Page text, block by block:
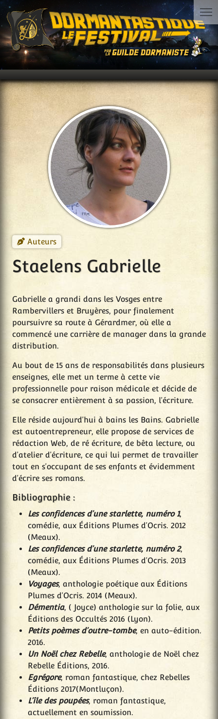
Auteurs
Staelens Gabrielle
Gabrielle a grandi dans les Vosges entre
Rambervillers et Bruyères, pour finalement
poursuivre sa route à Gérardmer, où elle a
commencé une carrière de manager dans la grande
distribution.
Au bout de 15 ans de responsabilités dans plusieurs
enseignes, elle met un terme à cette vie
professionnelle pour raison médicale et décide de
se consacrer entièrement à sa passion, l’écriture.
Elle réside aujourd’hui à bains les Bains. Gabrielle
est autoentrepreneur, elle propose de services de
rédaction Web, de ré écriture, de bêta lecture, ou
d’atelier d’écriture, ce qui lui permet de travailler
tout en s’occupant de ses enfants et évidemment
d’écrire ses romans.
Bibliographie :
Les confidences d’une starlette, numéro 1,
comédie, aux Éditions Plumes d’Ocris. 2012
(Meaux).
Les confidences d’une starlette, numéro 2,
comédie, aux Éditions Plumes d’Ocris. 2013
(Meaux).
Voyages, anthologie poétique aux Éditions
Plumes d’Ocris. 2014 (Meaux).
Démentia, ( Joyce) anthologie sur la folie, aux
Éditions des Occultés 2016 (Lyon).
Petits poèmes d’outre-tombe, en auto-édition.
2016.
Un Noël chez Rebelle, anthologie de Noël chez
Rebelle Éditions, 2016.
Egrégore, roman fantastique, chez Rebelles
Éditions 2017(Montluçon).
L’île des poupées, roman fantastique,
actuellement en soumission.